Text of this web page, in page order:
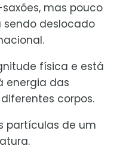
mas pouco
deslocado
física e está
energia das
corpos.
partículas de um